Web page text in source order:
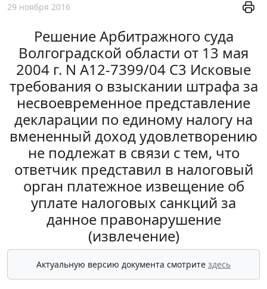
29 ноября 2016
Решение Арбитражного суда
Волгоградской области от 13 мая
2004 г. N А12-7399/04 С3 Исковые
требования о взыскании штрафа за
несвоевременное представление
декларации по единому налогу на
вмененный доход удовлетворению
не подлежат в связи с тем, что
ответчик представил в налоговый
орган платежное извещение об
уплате налоговых санкций за
данное правонарушение
(извлечение)
Актуальную версию документа смотрите здесь